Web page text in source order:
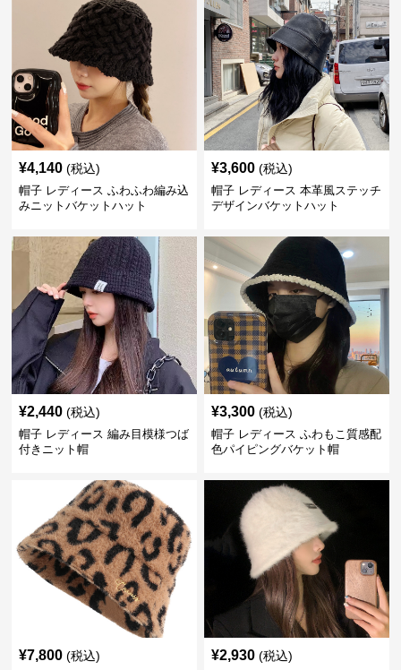
¥4,140 (税込)
帽子 レディース ふわふわ編み込
みニットバケットハット
¥3,600 (税込)
帽子 レディース 本革風ステッチ
デザインバケットハット
¥2,440 (税込)
帽子 レディース 編み目模様つば
付きニット帽
¥3,300 (税込)
帽子 レディース ふわもこ質感配
色パイピングバケット帽
¥7,800 (税込) ¥2,930 (税込)